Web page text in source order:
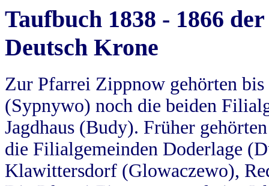
Taufbuch 1838 - 1866
Deutsch Krone
Zur Pfarrei Zippnow gehörten
(Sypnywo) noch die beiden
Jagdhaus (Budy). Früher
die Filialgemeinden Doderlage
Klawittersdorf (Glowaczewo),